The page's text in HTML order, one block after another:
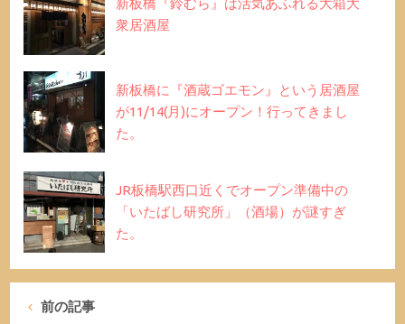
衆居酒屋
新板橋に『酒蔵ゴエモン』という居酒屋
が11/14(月)にオープン！行ってきまし
た。
JR板橋駅西口近くでオープン準備中の
「いたばし研究所」（酒場）が謎すぎ
た。
前の記事